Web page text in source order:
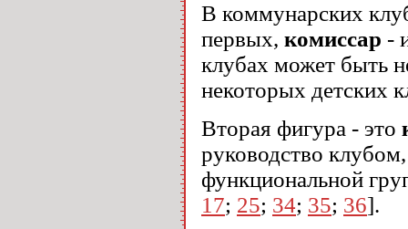
В коммунарских
первых, комиссар -
клубах может быть
некоторых детских
Вторая фигура - это
руководство
функциональной
17; 25; 34; 35; 36].